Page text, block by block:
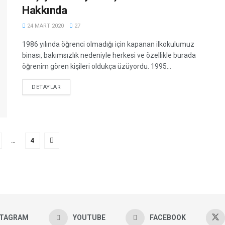
Hakkında
24 MART 2020 27
1986 yılında öğrenci olmadığı için kapanan ilkokulumuz
binası, bakımsızlık nedeniyle herkesi ve özellikle burada
öğrenim gören kişileri oldukça üzüyordu. 1995...
DETAYLAR
4
YOUTUBE FACEBOOK